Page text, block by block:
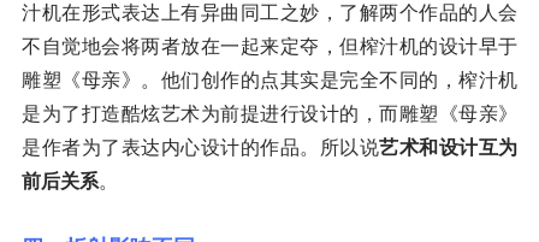
汁机在形式表达上有异曲同工之妙，了解两个作品的人会
不自觉地会将两者放在一起来定夺，但榨汁机的设计早于
雕塑《母亲》。他们创作的点其实是完全不同的，榨汁机
是为了打造酷炫艺术为前提进行设计的，而雕塑《母亲》
是作者为了表达内心设计的作品。所以说艺术和设计互为
前后关系。